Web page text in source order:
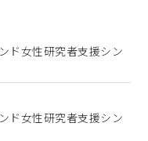
ド女性研究者支援シン
ド女性研究者支援シン
案内